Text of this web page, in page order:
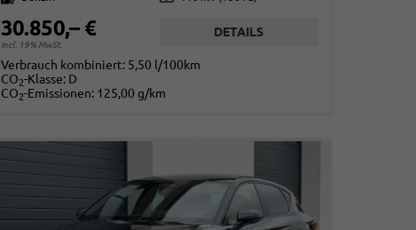
30.850,– €
incl. 19% MwSt.
DETAILS
Verbrauch kombiniert: 5,50 l/100km
CO2-Klasse: D
CO2-Emissionen: 125,00 g/km